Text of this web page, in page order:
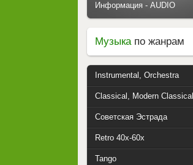
Информация - AUDIO
Музыкапо жанрам
Instrumental, Orchestra
Classical, Modern Classical
Советская Эстрада
Retro 40x-60x
Tango